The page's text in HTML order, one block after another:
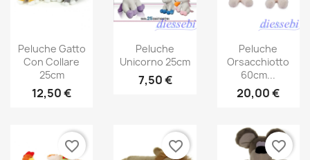
Peluche Gatto
Con Collare
25cm
12,50 €
Peluche
Unicorno 25cm
7,50 €
Peluche
Orsacchiotto
60cm...
20,00 €
favorite_border favorite_border favorite_border